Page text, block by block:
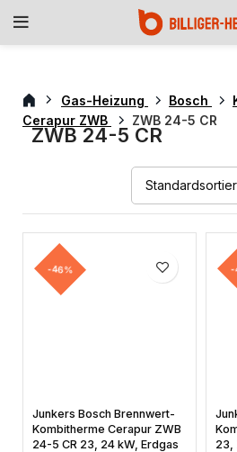
Gas-Heizung Bosch
Cerapur ZWB
ZWB 24-5 CR
ZWB 24-5 CR
-46%
Junkers Bosch Brennwert-
Kombitherme Cerapur ZWB
24-5 CR 23, 24 kW, Erdgas
-
23,